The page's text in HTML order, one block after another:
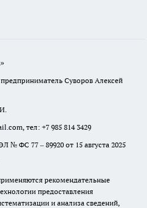
Суворов Алексей
, тел: +7 985 814 3429
№ ФС 77 – 89920 от 15 августа 2025
рекомендательные
предоставления
и анализа сведений,